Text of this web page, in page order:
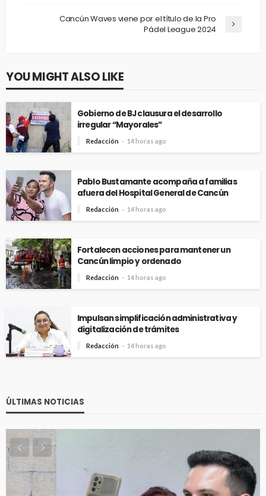
Cancún Waves viene por el título de la Pro
Pádel League 2024
YOU MIGHT ALSO LIKE
Gobierno de BJ clausura el desarrollo
irregular “Mayorales”
Redacción 14 horas ago
Pablo Bustamante acompaña a familias
afuera del Hospital General de Cancún
Redacción 14 horas ago
Fortalecen acciones para mantener un
Cancún limpio y ordenado
Redacción 14 horas ago
Impulsan simplificación administrativa y
digitalización de trámites
Redacción 14 horas ago
ÚLTIMAS NOTICIAS